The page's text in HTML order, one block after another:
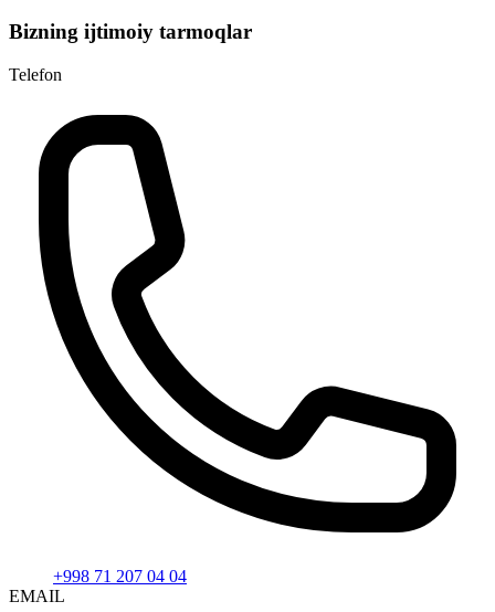
Bizning ijtimoiy tarmoqlar
Telefon
+998 71 207 04 04
EMAIL